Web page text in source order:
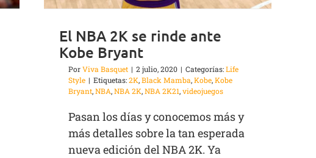
El NBA 2K se rinde ante
Kobe Bryant
PorViva Basquet | 2 julio, 2020 | Categorías:Life
Style | Etiquetas:2K,Black Mamba,Kobe,Kobe
Bryant,NBA,NBA 2K,NBA 2K21,videojuegos
Pasan los días y conocemos más y
más detalles sobre la tan esperada
nueva edición del NBA 2K. Ya